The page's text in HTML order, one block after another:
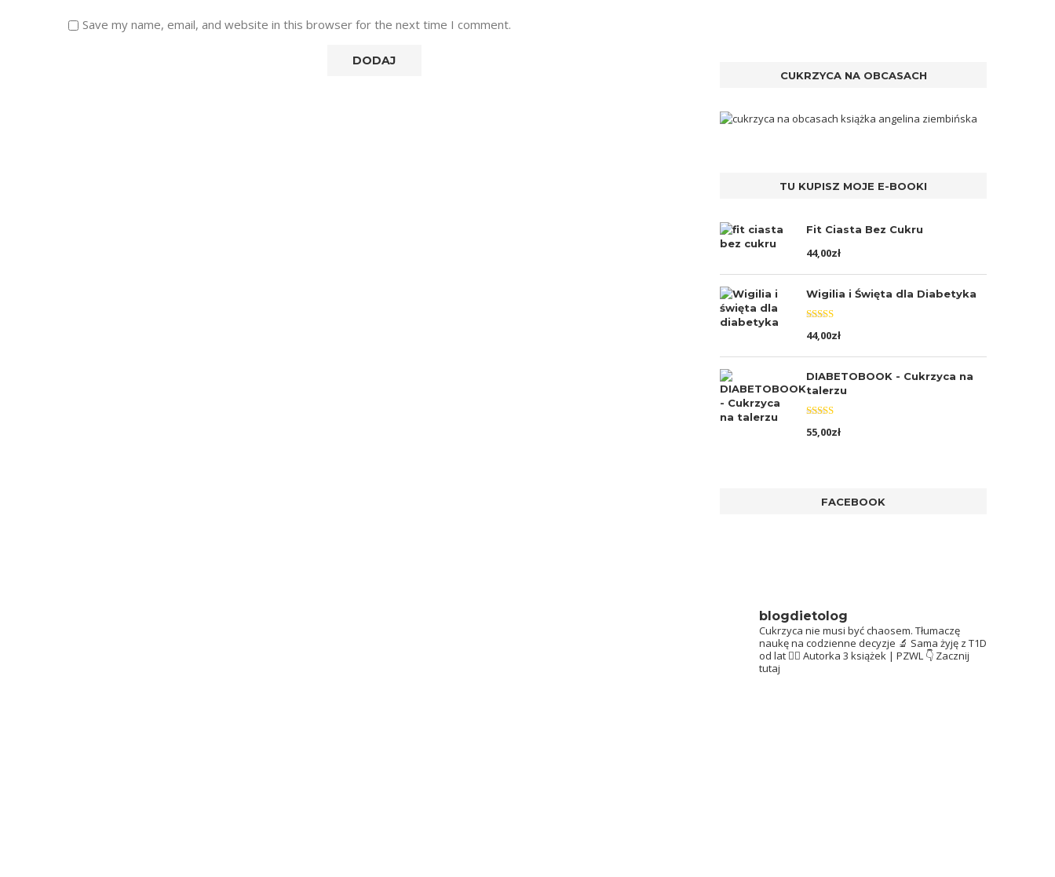
Save my name, email, and website in this browser for the next time I comment.
CUKRZYCA NA OBCASACH
TU KUPISZ MOJE E-BOOKI
Fit Ciasta Bez Cukru
44,00zł
Wigilia i Święta dla Diabetyka
Oceniono
5.00na 5
44,00zł
DIABETOBOOK - Cukrzyca na
talerzu
Oceniono
5.00na 5
55,00zł
FACEBOOK
blogdietolog
Cukrzyca nie musi być chaosem. Tłumaczę
naukę na codzienne decyzje 🔬 Sama żyję z T1D
od lat 👩‍⚕️ Autorka 3 książek | PZWL 👇 Zacznij
tutaj